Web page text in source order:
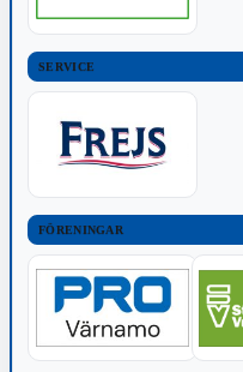
SERVICE
FÖRENINGAR